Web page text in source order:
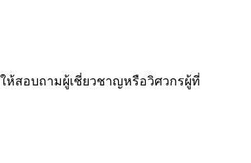
ห้สอบถามผู้เชี่ยวชาญหรือวิศวกรผู้ที่